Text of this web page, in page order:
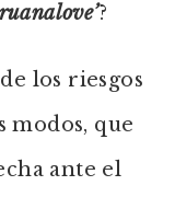
?
los riesgos
modos, que
ante el